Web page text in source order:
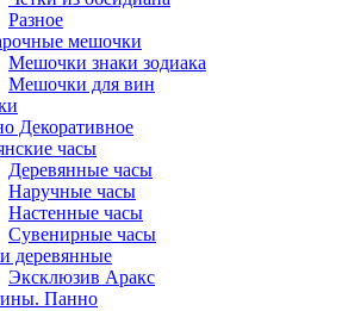
Разное
мешочки
Мешочки знаки зодиака
Мешочки для вин
Декоративное
часы
Деревянные часы
Наручные часы
Настенные часы
Сувенирные часы
деревянные
Эксклюзив Аракс
Панно